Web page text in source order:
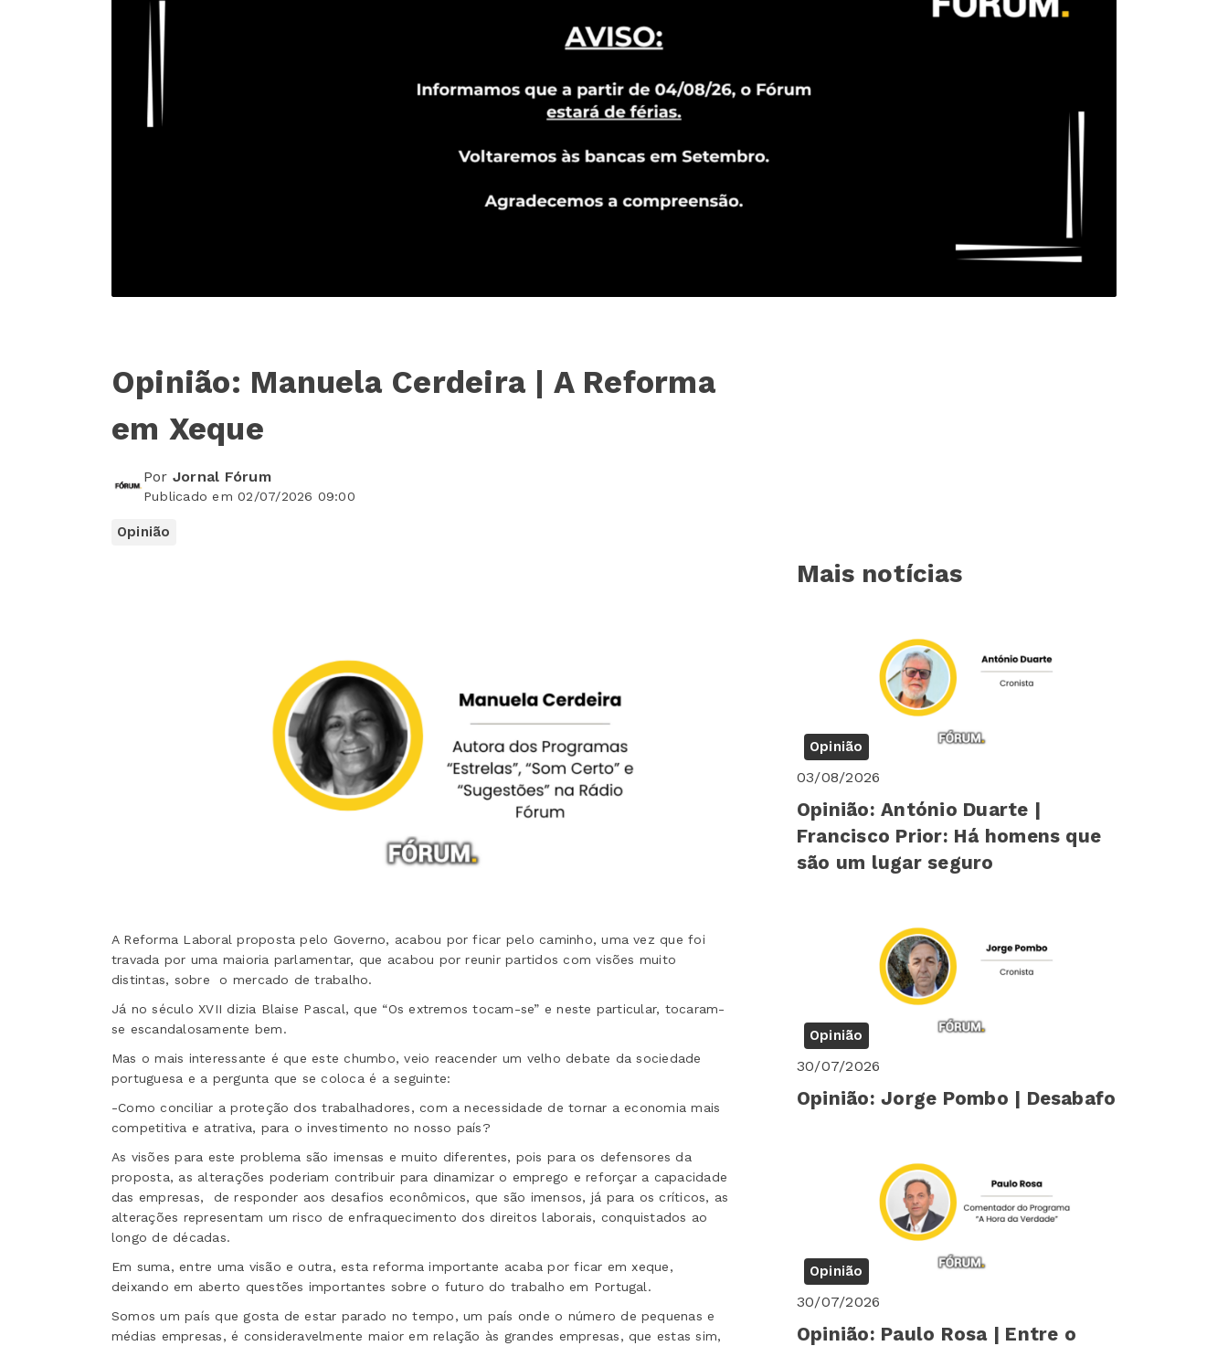
Opinião: Manuela Cerdeira | A Reforma
em Xeque
Por Jornal Fórum
Publicado em 02/07/2026 09:00
Opinião
A Reforma Laboral proposta pelo Governo, acabou por ficar pelo caminho, uma vez que foi
travada por uma maioria parlamentar, que acabou por reunir partidos com visões muito
distintas, sobre
o mercado de trabalho.
Já no século XVII dizia Blaise Pascal, que “Os extremos tocam-se” e neste particular, tocaram-
se escandalosamente bem.
Mas o mais interessante é que este chumbo, veio reacender um velho debate da sociedade
portuguesa e a pergunta que se coloca é a seguinte:
-Como conciliar a proteção dos trabalhadores, com a necessidade de tornar a economia mais
competitiva e atrativa, para o investimento no nosso país?
As visões para este problema são imensas e muito diferentes, pois para os defensores da
proposta, as alterações poderiam contribuir para dinamizar o emprego e reforçar a capacidade
das empresas,
de responder aos desafios econômicos, que são imensos, já para os críticos, as
alterações representam um risco de enfraquecimento dos direitos laborais, conquistados ao
longo de décadas.
Em suma, entre uma visão e outra, esta reforma importante acaba por ficar em xeque,
deixando em aberto questões importantes sobre o futuro do trabalho em Portugal.
Somos um país que gosta de estar parado no tempo, um país onde o número de pequenas e
médias empresas, é consideravelmente maior em relação às grandes empresas, que estas sim,
Mais notícias
Opinião
03/08/2026
Opinião: António Duarte |
Francisco Prior: Há homens que
são um lugar seguro
Opinião
30/07/2026
Opinião: Jorge Pombo | Desabafo
Opinião
30/07/2026
Opinião: Paulo Rosa | Entre o